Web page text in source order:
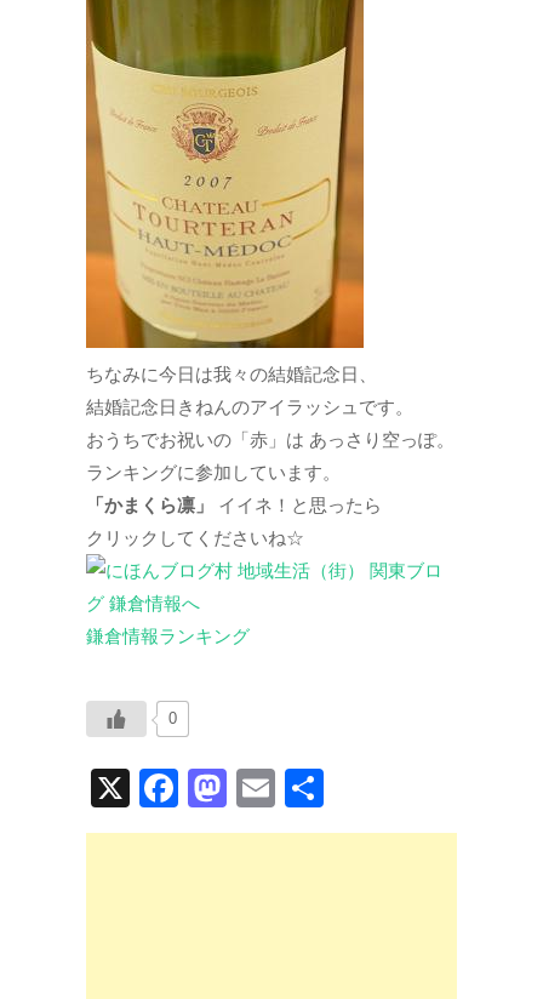
ちなみに今日は我々の結婚記念日、
結婚記念日きねんのアイラッシュです。
おうちでお祝いの「赤」は あっさり空っぽ。
ランキングに参加しています。
「かまくら凛」
イイネ！と思ったら
クリックしてくださいね☆
鎌倉情報ランキング
0
X
F
a
M
a
E
m 有